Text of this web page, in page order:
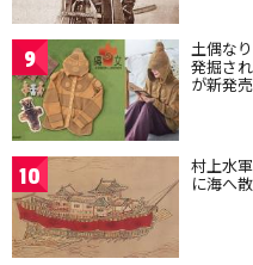
9 土偶な
発掘さ
が新発売
10 村上水
に海へ